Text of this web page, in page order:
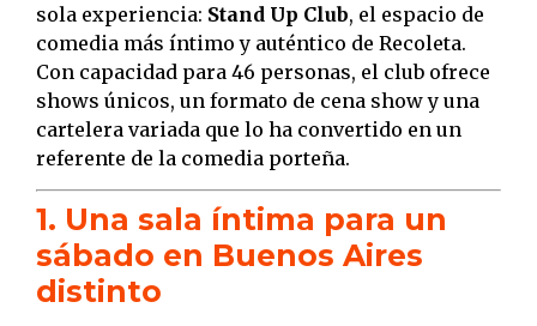
sola experiencia: Stand Up Club, el espacio de
comedia más íntimo y auténtico de Recoleta.
Con capacidad para 46 personas, el club ofrece
shows únicos, un formato de cena show y una
cartelera variada que lo ha convertido en un
referente de la comedia porteña.
1. Una sala íntima para un
sábado en Buenos Aires
distinto